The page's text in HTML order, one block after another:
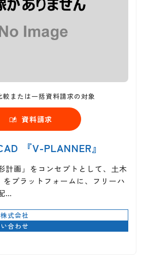
較または一括資料請求の対象
資料請求
『V-PLANNER』
計画」をコンセプトとして、土木
プラットフォームに、フリーハ
…
式会社
合わせ